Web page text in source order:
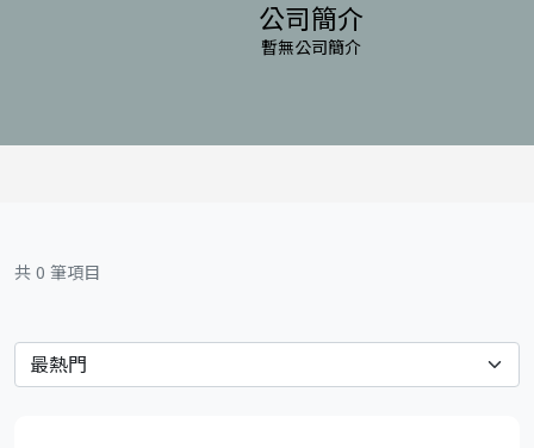
公司簡介
暫無公司簡介
共 0 筆項目